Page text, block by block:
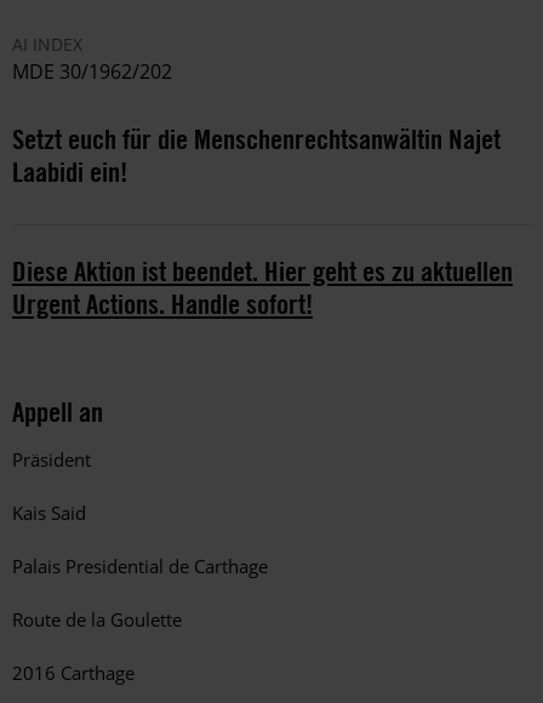
AI INDEX
MDE 30/1962/202
Setzt euch für die Menschenrechtsanwältin Najet
Laabidi ein!
Diese Aktion ist beendet. Hier geht es zu aktuellen
Urgent Actions. Handle sofort!
Appell an
Präsident
Kais Said
Palais Presidential de Carthage
Route de la Goulette
2016 Carthage